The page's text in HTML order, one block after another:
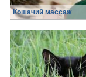
Кошачий массаж